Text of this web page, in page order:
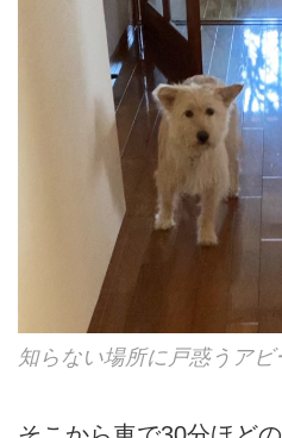
知らない場所に戸惑うアビ